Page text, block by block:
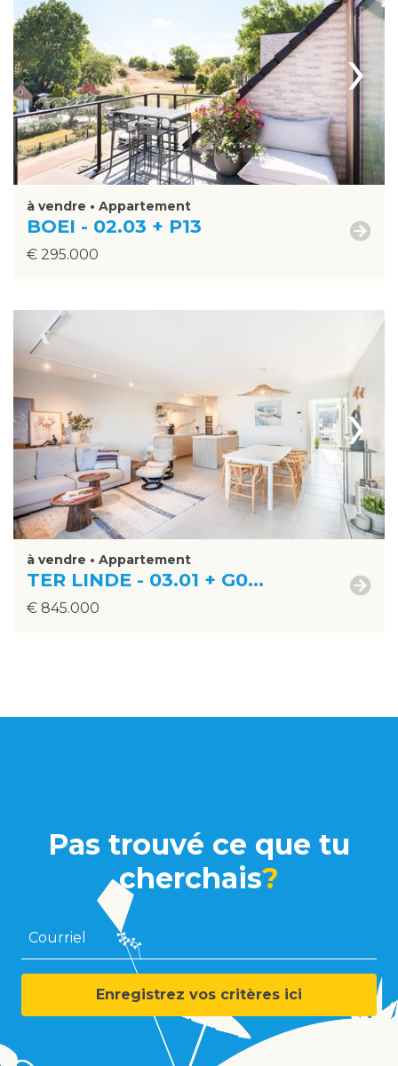
›
à vendre • Appartement
BOEI - 02.03 + P13
€ 295.000
›
à vendre • Appartement
TER LINDE - 03.01 + G0...
€ 845.000
Pas trouvé ce que tu
cherchais?
Courriel
Enregistrez vos critères ici